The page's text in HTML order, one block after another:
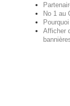
No 1 au
Afficher